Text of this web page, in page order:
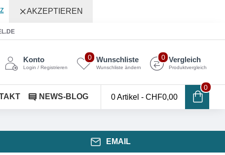
AKZEPTIEREN
Konto
Login / Registrieren
Wunschliste
Wunschliste ändern
0 Vergleich
Produktvergleich
0
NEWS-BLOG 0 Artikel - CHF0,00
0
EMAIL